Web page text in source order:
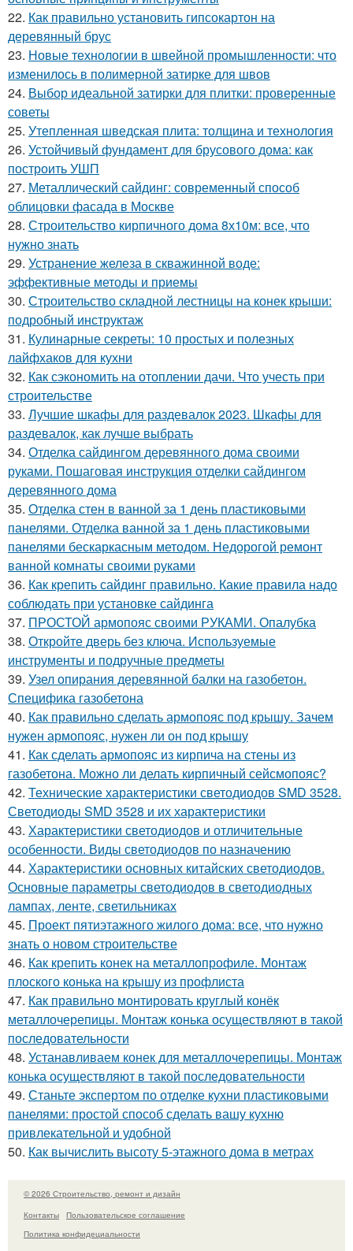
22. Как правильно установить гипсокартон на
деревянный брус
23. Новые технологии в швейной промышленности: что
изменилось в полимерной затирке для швов
24. Выбор идеальной затирки для плитки: проверенные
советы
25. Утепленная шведская плита: толщина и технология
26. Устойчивый фундамент для брусового дома: как
построить УШП
27. Металлический сайдинг: современный способ
облицовки фасада в Москве
28. Строительство кирпичного дома 8х10м: все, что
нужно знать
29. Устранение железа в скважинной воде:
эффективные методы и приемы
30. Строительство складной лестницы на конек крыши:
подробный инструктаж
31. Кулинарные секреты: 10 простых и полезных
лайфхаков для кухни
32. Как сэкономить на отоплении дачи. Что учесть при
строительстве
33. Лучшие шкафы для раздевалок 2023. Шкафы для
раздевалок, как лучше выбрать
34. Отделка сайдингом деревянного дома своими
руками. Пошаговая инструкция отделки сайдингом
деревянного дома
35. Отделка стен в ванной за 1 день пластиковыми
панелями. Отделка ванной за 1 день пластиковыми
панелями бескаркасным методом. Недорогой ремонт
ванной комнаты своими руками
36. Как крепить сайдинг правильно. Какие правила надо
соблюдать при установке сайдинга
37. ПРОСТОЙ армопояс своими РУКАМИ. Опалубка
38. Откройте дверь без ключа. Используемые
инструменты и подручные предметы
39. Узел опирания деревянной балки на газобетон.
Специфика газобетона
40. Как правильно сделать армопояс под крышу. Зачем
нужен армопояс, нужен ли он под крышу
41. Как сделать армопояс из кирпича на стены из
газобетона. Можно ли делать кирпичный сейсмопояс?
42. Технические характеристики светодиодов SMD 3528.
Светодиоды SMD 3528 и их характеристики
43. Характеристики светодиодов и отличительные
особенности. Виды светодиодов по назначению
44. Характеристики основных китайских светодиодов.
Основные параметры светодиодов в светодиодных
лампах, ленте, светильниках
45. Проект пятиэтажного жилого дома: все, что нужно
знать о новом строительстве
46. Как крепить конек на металлопрофиле. Монтаж
плоского конька на крышу из профлиста
47. Как правильно монтировать круглый конёк
металлочерепицы. Монтаж конька осуществляют в такой
последовательности
48. Устанавливаем конек для металлочерепицы. Монтаж
конька осуществляют в такой последовательности
49. Станьте экспертом по отделке кухни пластиковыми
панелями: простой способ сделать вашу кухню
привлекательной и удобной
50. Как вычислить высоту 5-этажного дома в метрах
© 2026 Строительство, ремонт и дизайн
Контакты
Пользовательское соглашение
Политика конфидециальности